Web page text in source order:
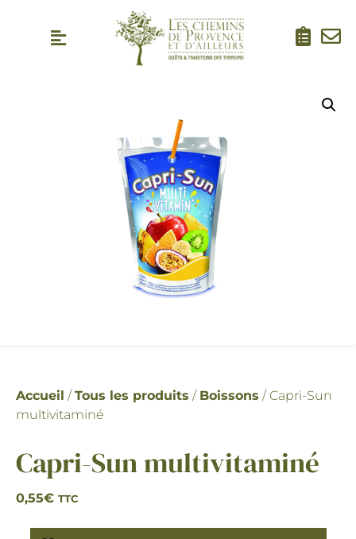
Accueil /Tous les produits / Boissons / Capri-Sun
multivitaminé
Capri-Sun multivitaminé
0,55€ TTC